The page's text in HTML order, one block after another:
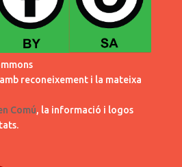
reconeixement i la mateixa
Comú, la informació i logos